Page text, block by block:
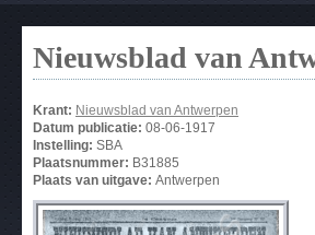
Nieuwsblad van
Krant: Nieuwsblad van Antwerpen
Datum publicatie: 08-06-1917
Instelling: SBA
Plaatsnummer: B31885
Plaats van uitgave: Antwerpen